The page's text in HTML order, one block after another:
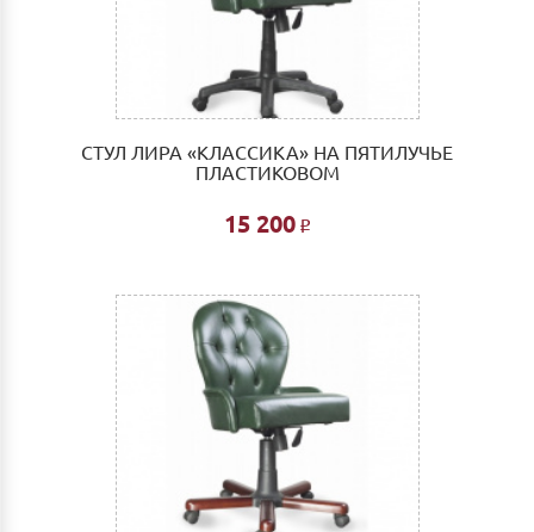
СТУЛ ЛИРА «КЛАССИКА» НА ПЯТИЛУЧЬЕ
ПЛАСТИКОВОМ
15 200 Р